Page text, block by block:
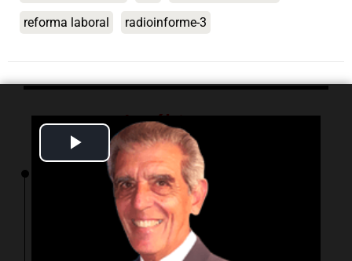
Play
Video
reforma laboral radioinforme-3
Lo último
Sociedad
Alerta meteorológica extrema en medio país:
todas las zonas complicadas por lluvias y
vientos fuerte